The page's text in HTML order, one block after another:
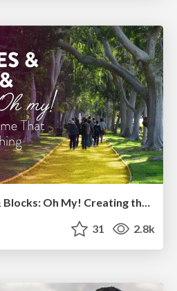
Templates, Plugins, & Blocks: Oh My! Creating the theme that thinks of everything
31 2.8k